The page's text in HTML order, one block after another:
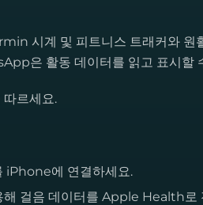
시계 및 피트니스 트래커와 원
은 활동 데이터를 읽고 표시할
르세요.
에 연결하세요.
걸음 데이터를 Apple Health로